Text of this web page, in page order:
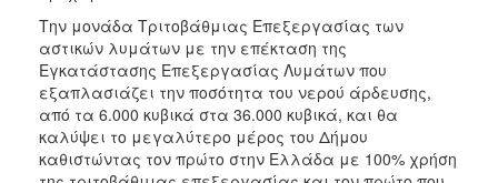
Την μονάδα Τριτοβάθμιας Επεξεργασίας των
αστικών λυμάτων με την επέκταση της
Εγκατάστασης Επεξεργασίας Λυμάτων που
εξαπλασιάζει την ποσότητα του νερού άρδευσης,
από τα 6.000 κυβικά στα 36.000 κυβικά, και θα
καλύψει το μεγαλύτερο μέρος του Δήμου
καθιστώντας τον πρώτο στην Ελλάδα με 100% χρήση